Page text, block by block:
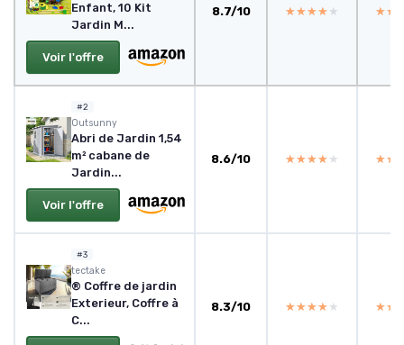
Enfant, 10 Kit
Jardin M...
Voir l'offre
8.7/10 ★★★★★
★★★★★
#2
Outsunny
Abri de Jardin 1,54
m² cabane de
Jardin...
Voir l'offre
8.6/10 ★★★★★
★★★★★
#3
tectake
® Coffre de jardin
Exterieur, Coffre à
C...
8.3/10 ★★★★★
★★★★★